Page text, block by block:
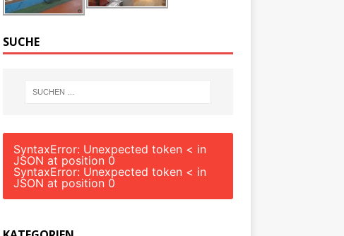
SUCHE
SyntaxError: Unexpected token < in
JSON at position 0
SyntaxError: Unexpected token < in
JSON at position 0